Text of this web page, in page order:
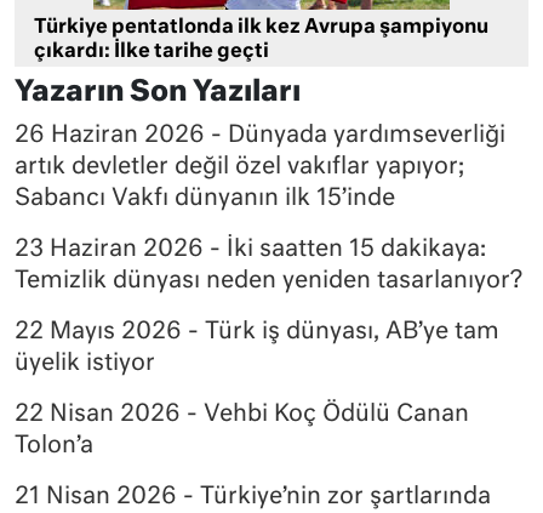
Türkiye pentatlonda ilk kez Avrupa şampiyonu
çıkardı: İlke tarihe geçti
Yazarın Son Yazıları
26 Haziran 2026 - Dünyada yardımseverliği
artık devletler değil özel vakıflar yapıyor;
Sabancı Vakfı dünyanın ilk 15’inde
23 Haziran 2026 - İki saatten 15 dakikaya:
Temizlik dünyası neden yeniden tasarlanıyor?
22 Mayıs 2026 - Türk iş dünyası, AB’ye tam
üyelik istiyor
22 Nisan 2026 - Vehbi Koç Ödülü Canan
Tolon’a
21 Nisan 2026 - Türkiye’nin zor şartlarında